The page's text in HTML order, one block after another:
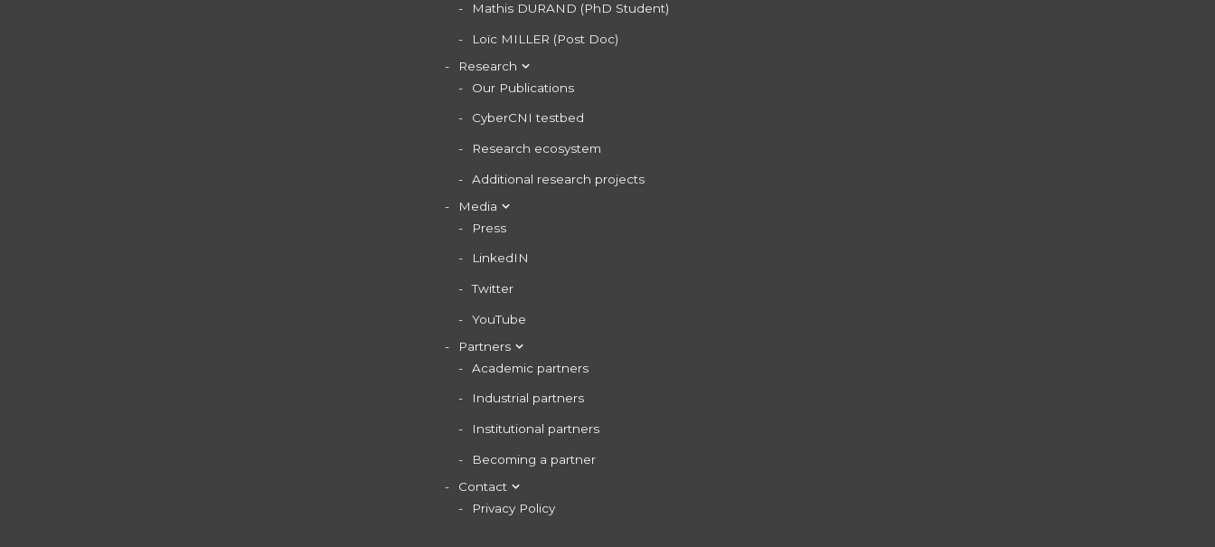
Mathis DURAND (PhD Student)
Loïc MILLER (Post Doc)
Research
Our Publications
CyberCNI testbed
Research ecosystem
Additional research projects
Media
Press
LinkedIN
Twitter
YouTube
Partners
Academic partners
Industrial partners
Institutional partners
Becoming a partner
Contact
Privacy Policy